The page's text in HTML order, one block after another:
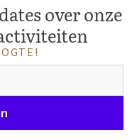
over onze